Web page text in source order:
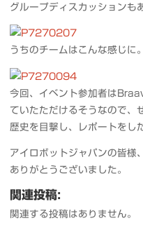
グループディスカッションも
うちのチームはこんな感じに。
今回、イベント参加者は
ていたただけるそうなので、
歴史を目撃し、レポートをし
アイロボットジャパンの皆様
ありがとうございました。
関連投稿:
関連する投稿はありません。